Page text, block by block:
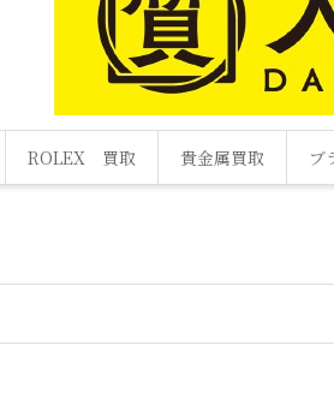
ROLEX 買取 貴金属買取 ブ